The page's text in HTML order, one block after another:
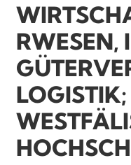
RWESEN,
LOGISTIK;